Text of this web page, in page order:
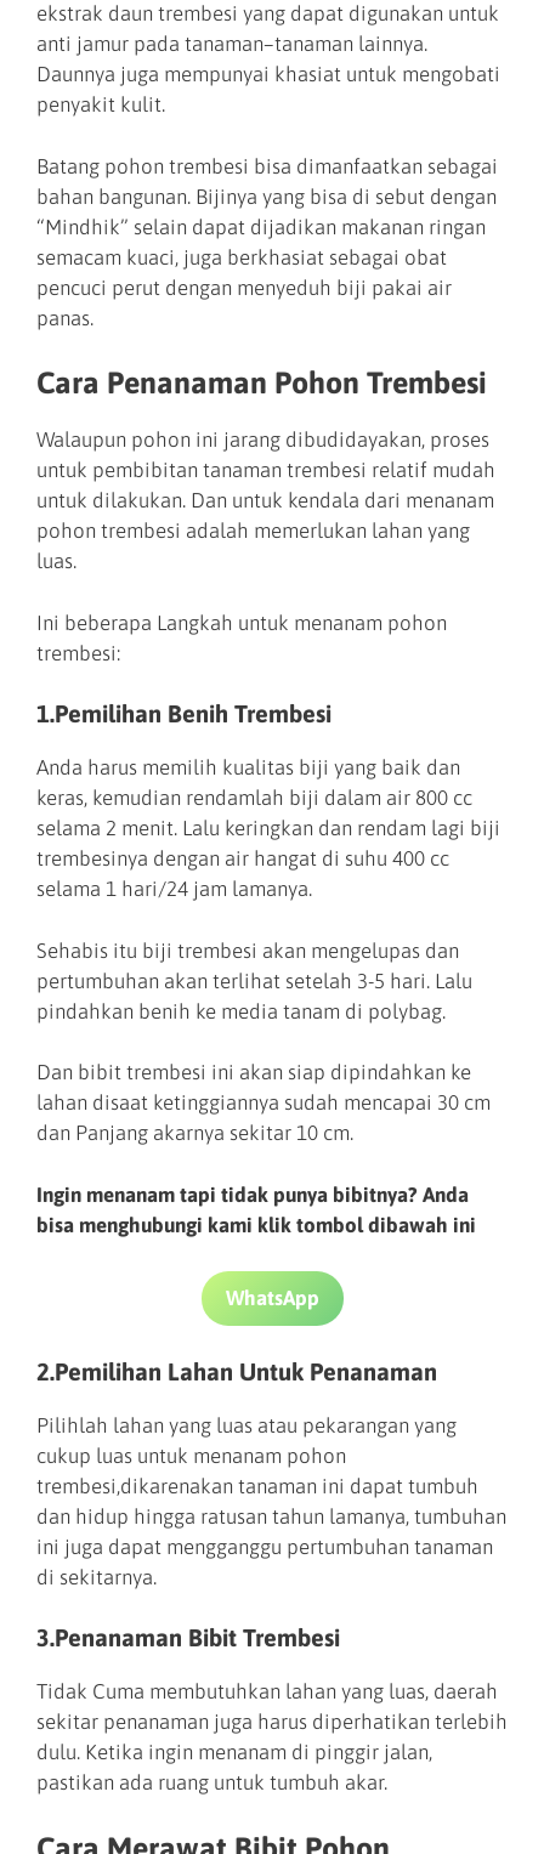
ekstrak daun trembesi yang dapat digunakan untuk
anti jamur pada tanaman–tanaman lainnya.
Daunnya juga mempunyai khasiat untuk mengobati
penyakit kulit.
Batang pohon trembesi bisa dimanfaatkan sebagai
bahan bangunan. Bijinya yang bisa di sebut dengan
“Mindhik” selain dapat dijadikan makanan ringan
semacam kuaci, juga berkhasiat sebagai obat
pencuci perut dengan menyeduh biji pakai air
panas.
Cara Penanaman Pohon Trembesi
Walaupun pohon ini jarang dibudidayakan, proses
untuk pembibitan tanaman trembesi relatif mudah
untuk dilakukan. Dan untuk kendala dari menanam
pohon trembesi adalah memerlukan lahan yang
luas.
Ini beberapa Langkah untuk menanam pohon
trembesi:
1.Pemilihan Benih Trembesi
Anda harus memilih kualitas biji yang baik dan
keras, kemudian rendamlah biji dalam air 800 cc
selama 2 menit. Lalu keringkan dan rendam lagi biji
trembesinya dengan air hangat di suhu 400 cc
selama 1 hari/24 jam lamanya.
Sehabis itu biji trembesi akan mengelupas dan
pertumbuhan akan terlihat setelah 3-5 hari. Lalu
pindahkan benih ke media tanam di polybag.
Dan bibit trembesi ini akan siap dipindahkan ke
lahan disaat ketinggiannya sudah mencapai 30 cm
dan Panjang akarnya sekitar 10 cm.
Ingin menanam tapi tidak punya bibitnya? Anda
bisa menghubungi kami klik tombol dibawah ini
WhatsApp
2.Pemilihan Lahan Untuk Penanaman
Pilihlah lahan yang luas atau pekarangan yang
cukup luas untuk menanam pohon
trembesi,dikarenakan tanaman ini dapat tumbuh
dan hidup hingga ratusan tahun lamanya, tumbuhan
ini juga dapat mengganggu pertumbuhan tanaman
di sekitarnya.
3.Penanaman Bibit Trembesi
Tidak Cuma membutuhkan lahan yang luas, daerah
sekitar penanaman juga harus diperhatikan terlebih
dulu. Ketika ingin menanam di pinggir jalan,
pastikan ada ruang untuk tumbuh akar.